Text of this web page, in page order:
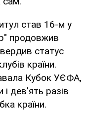
став 16-м у
продовжив
статус
країни.
Кубок УЄФА,
і дев'ять разів
країни.